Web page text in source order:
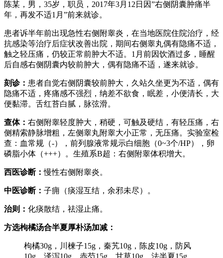
陈某，男，35岁，职员，2017年3月12日因”右侧阴囊肿痛半
年，再发不适1月”前来就诊。
患者诉半年前出现急性右侧附睾炎，在当地医院住院治疗，经
抗感染等治疗后症状改善出院，期间右侧睾丸偶有隐痛不适，
触之轻压痛，仍较正常前肿大不适。1月前因饮酒过多，睡醒
后自感右侧阴囊内较前肿大，偶有隐痛不适，遂来就诊。
刻诊： 患者自觉右侧阴囊较前肿大，久站久坐更为不适，偶有
隐痛不适，疼痛感不强烈，纳差不欲食，眠差，小便清长，大
便黏滞。舌红苔白腻，脉弦滑。
查体： 右侧附睾轻度肿大，稍硬，可触及硬结，有轻压痛，右
侧精索静脉增粗，左侧睾丸附睾大小正常，无压痛。实验室检
查：血常规（-），前列腺液常规示白细胞（0~3个/HP），卵
磷脂小体（+++）。生殖系B超：右侧附睾体积增大。
西医诊断：慢性右侧附睾炎。
中医诊断： 子痈（痰湿互结，余邪未尽）。
治则： 化痰散结，祛湿止痛。
方选枸橘汤合半夏厚朴汤加减：
枸橘30g，川楝子15g，秦艽10g，陈皮10g，防风
10g，泽泻10g，赤芍15g，甘草10g，法半夏15g，